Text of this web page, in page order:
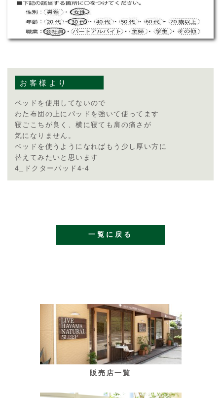
お客様より
ベッドを使用してないので
わた布団の上にパッドを強いて使ってます
寝ごこちが良く、横に寝ても肩の痛さが
気になりません。
ベッドを使うようになればもう少し厚い方に
替えてみたいと思います
4_ドクターパッド4-4
一覧に戻る
販売店一覧